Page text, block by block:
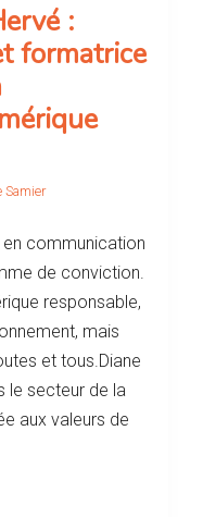
:
formatrice
Samier
communication
de conviction.
responsable,
mais
et tous.Diane
le secteur de la
aux valeurs de